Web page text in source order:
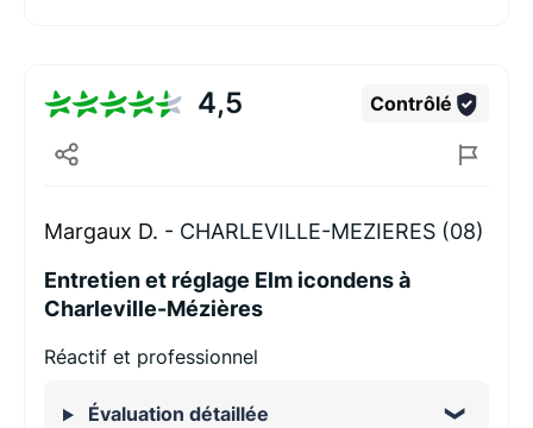
4,5 Contrôlé
Margaux D. - CHARLEVILLE-MEZIERES (08)
Entretien et réglage Elm icondens à
Charleville-Mézières
Réactif et professionnel
Évaluation détaillée